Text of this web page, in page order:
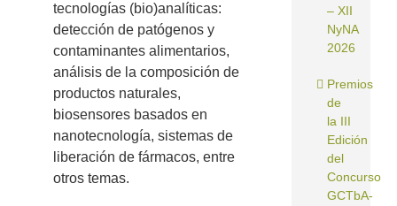
tecnologías (bio)analíticas:
detección de patógenos y
contaminantes alimentarios,
análisis de la composición de
productos naturales,
biosensores basados en
nanotecnología, sistemas de
liberación de fármacos, entre
otros temas.
– XII
NyNA
2026
Premios
de
la III
Edición
del
Concurso
GCTbA-